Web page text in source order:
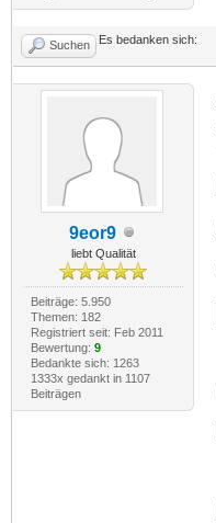
Suchen Es bedanken sich:
9eor9
liebt Qualität
Beiträge: 5.950
Themen: 182
Registriert seit: Feb 2011
Bewertung: 9
Bedankte sich: 1263
1333x gedankt in 1107
Beiträgen